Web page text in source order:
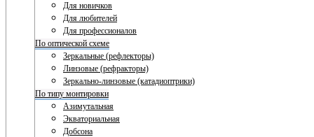
Для новичков
Для любителей
Для профессионалов
По оптической схеме
Зеркальные (рефлекторы)
Линзовые (рефракторы)
Зеркально-линзовые (катадиоптрики)
По типу монтировки
Азимутальная
Экваториальная
Добсона